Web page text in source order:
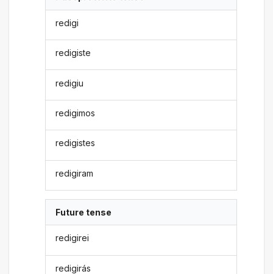
redigi
redigiste
redigiu
redigimos
redigistes
redigiram
Future tense
redigirei
redigirás